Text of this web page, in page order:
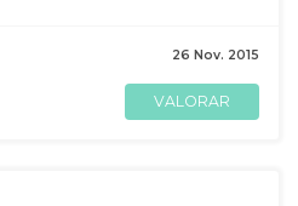
26 Nov. 2015
VALORAR